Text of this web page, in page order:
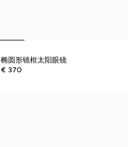
椭圆形镜框太阳眼镜
€ 370